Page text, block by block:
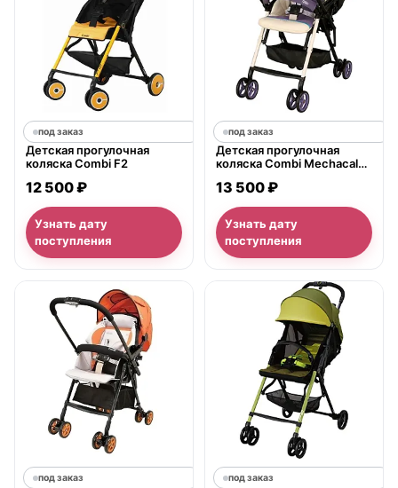
под заказ
Детская прогулочная
коляска Combi F2
12 500 ₽
Узнать дату
поступления
под заказ
Детская прогулочная
коляска Combi Mechacal
13 500 ₽
Узнать дату
поступления
под заказ под заказ